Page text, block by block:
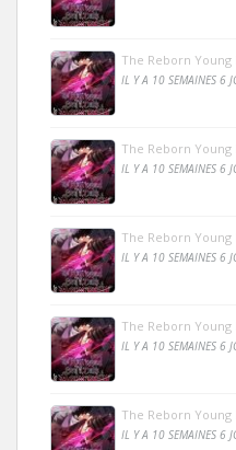
The Reborn Young
IL Y A 10 SEMAINES 6
The Reborn Young
IL Y A 10 SEMAINES 6
The Reborn Young
IL Y A 10 SEMAINES 6
The Reborn Young
IL Y A 10 SEMAINES 6
The Reborn Young
IL Y A 10 SEMAINES 6